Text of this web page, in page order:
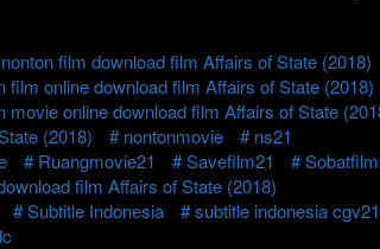
nonton film download film Affairs of State (2018)
film online download film Affairs of State (2018)
movie online download film Affairs of State
(2018)
nontonmovie
ns21
Ruangmovie21 Savefilm21
film Affairs of State (2018)
Subtitle Indonesia
subtitle indonesia cgv21